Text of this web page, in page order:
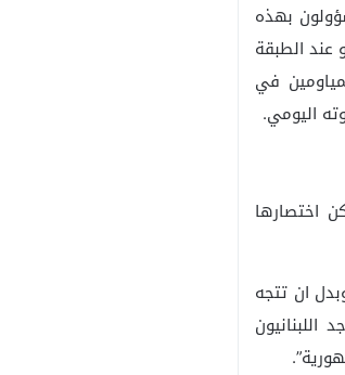
بهذه
عند الطبقة
في
اليومي.
اختصارها
ان تتجه